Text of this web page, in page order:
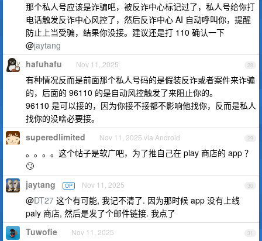
那个私人号应该是诈骗吧，被反诈中心标记过了，私人号给你打
电话触发反诈中心风控了，然后反诈中心 AI 自动呼叫你，提醒
防止上当受骗，结果你没接。建议还是打 110 确认一下
@jaytang
28
hafuhafu Nov 11, 2025
有种情况反而是前面那个私人号码的是假装反诈或者案件来诈骗
的，后面的 96110 的是自动风控触发了来阻止你的。
96110 是可以接的，因为你接不接都不影响他找你，反而是私人
找你的没啥必要接。
29
superedlimited Nov 11, 2025 via Android
。。。。这个帖子是软广吧，为了推自己在 play 商店的 app ？
🙄
30
jaytang OP Nov 11, 2025
@DT27 这个有可能, 我记不清了. 因为那时候 app 没有上线
paly 商店, 然后是发了个邮件链接. 我点了
31
Tuwofie Nov 11, 2025